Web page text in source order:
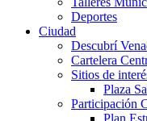
Deportes
Ciudad
Descubrí
Cartelera
Sitios de
Plaza
Participación
Plan